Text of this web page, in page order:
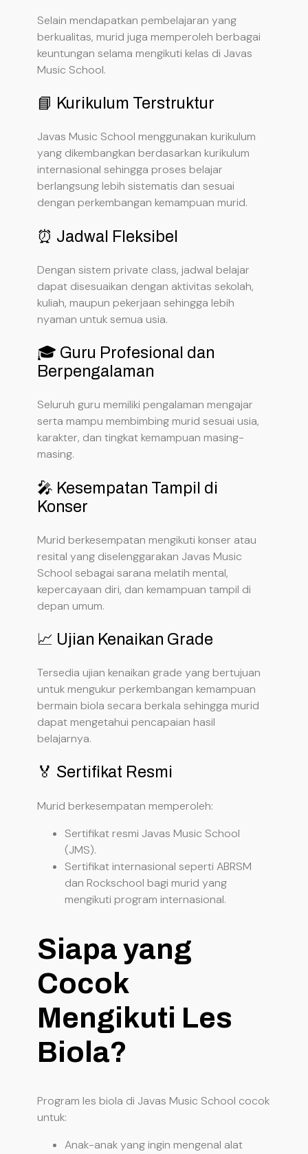
Selain mendapatkan pembelajaran yang
berkualitas, murid juga memperoleh berbagai
keuntungan selama mengikuti kelas di Javas
Music School.
📘 Kurikulum Terstruktur
Javas Music School menggunakan kurikulum
yang dikembangkan berdasarkan kurikulum
internasional sehingga proses belajar
berlangsung lebih sistematis dan sesuai
dengan perkembangan kemampuan murid.
⏰ Jadwal Fleksibel
Dengan sistem private class, jadwal belajar
dapat disesuaikan dengan aktivitas sekolah,
kuliah, maupun pekerjaan sehingga lebih
nyaman untuk semua usia.
🎓 Guru Profesional dan
Berpengalaman
Seluruh guru memiliki pengalaman mengajar
serta mampu membimbing murid sesuai usia,
karakter, dan tingkat kemampuan masing-
masing.
🎤 Kesempatan Tampil di
Konser
Murid berkesempatan mengikuti konser atau
resital yang diselenggarakan Javas Music
School sebagai sarana melatih mental,
kepercayaan diri, dan kemampuan tampil di
depan umum.
📈 Ujian Kenaikan Grade
Tersedia ujian kenaikan grade yang bertujuan
untuk mengukur perkembangan kemampuan
bermain biola secara berkala sehingga murid
dapat mengetahui pencapaian hasil
belajarnya.
🏅 Sertifikat Resmi
Murid berkesempatan memperoleh:
Sertifikat resmi Javas Music School
(JMS).
Sertifikat internasional seperti ABRSM
dan Rockschool bagi murid yang
mengikuti program internasional.
Siapa yang
Cocok
Mengikuti Les
Biola?
Program les biola di Javas Music School cocok
untuk:
Anak-anak yang ingin mengenal alat